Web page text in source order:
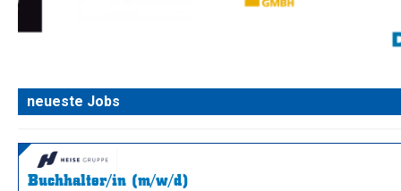
neueste Jobs
Buchhalter/in (m/w/d)